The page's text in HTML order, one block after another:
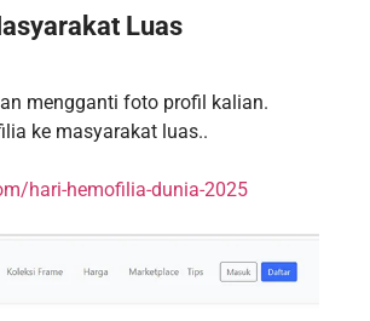
Luas
mengganti foto profil kalian.
ke masyarakat luas..
hari-hemofilia-dunia-2025